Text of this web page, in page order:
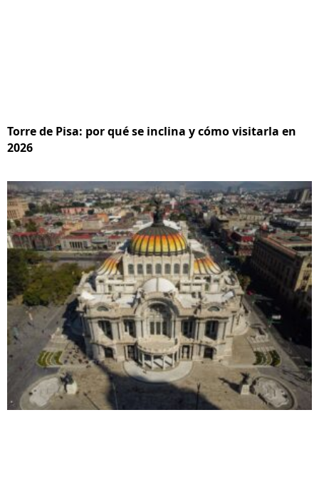
Torre de Pisa: por qué se inclina y cómo visitarla en
2026